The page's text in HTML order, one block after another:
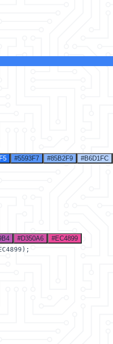
#5593F7 #85B2F9 #B6D1FC
#D350A6
#EC4899
);